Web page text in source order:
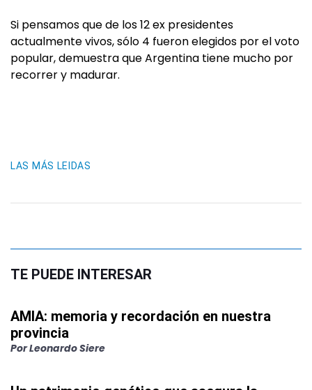
Si pensamos que de los 12 ex presidentes
actualmente vivos, sólo 4 fueron elegidos por el voto
popular, demuestra que Argentina tiene mucho por
recorrer y madurar.
LAS MÁS LEIDAS
TE PUEDE INTERESAR
AMIA: memoria y recordación en nuestra
provincia
PorLeonardo Siere